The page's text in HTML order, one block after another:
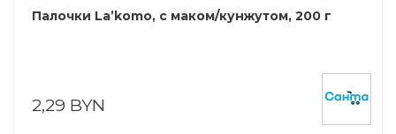
Палочки La’komo, с маком/кунжутом, 200 г
2,29 BYN